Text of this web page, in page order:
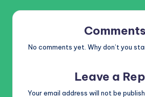
Comments
No comments yet. Why don’t you
Leave a
Your email address will not be